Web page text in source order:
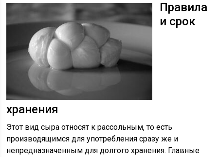
Правила
и срок
хранения
Этот вид сыра относят к рассольным, то есть
производящимся для употребления сразу же и
непредназначенным для долгого хранения. Главные